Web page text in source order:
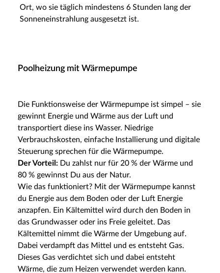
Ort, wo sie täglich mindestens 6 Stunden lang der
Sonneneinstrahlung ausgesetzt ist.
Poolheizung mit Wärmepumpe
Die Funktionsweise der Wärmepumpe ist simpel – sie
gewinnt Energie und Wärme aus der Luft und
transportiert diese ins Wasser. Niedrige
Verbrauchskosten, einfache Installierung und digitale
Steuerung sprechen für die Wärmepumpe.
Der Vorteil: Du zahlst nur für 20 % der Wärme und
80 % gewinnst Du aus der Natur.
Wie das funktioniert? Mit der Wärmepumpe kannst
du Energie aus dem Boden oder der Luft Energie
anzapfen. Ein Kältemittel wird durch den Boden in
das Grundwasser oder ins Freie geleitet. Das
Kältemittel nimmt die Wärme der Umgebung auf.
Dabei verdampft das Mittel und es entsteht Gas.
Dieses Gas verdichtet sich und dabei entsteht
Wärme, die zum Heizen verwendet werden kann.